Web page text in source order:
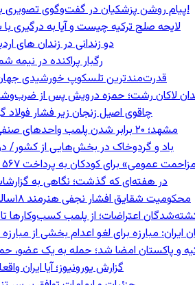
پیام روشن پزشکیان در گفت‌و‌گوی تصویری با مرد نامرئی: من هستم!
لایحه صلح ترکیه چیست و آیا به درگیری
دو زندانی در زندان های
رگبار پراکنده در نیمه
قدرت‌مندترین تلسکوپ خورشیدی
لاکان رشت؛ حمزه درویش پس از
چاقوی اصیل زنجان زیر فشار فولاد
مشهد؛ ۲۰ برابر شدن پلمب واحدهای صنفی نسبت به سال گذشته
باد و گردوخاک در بخش‌هایی از کشور/
برای کودکان به پرداخت ۵۶۷ میلیون دلار محکوم شد
در هفته‌ای که گذشت؛ نگاهی به
محکومیت شقایق افشار نجفی هنرمند ۱۸ساله قزوینی به ۹سال حبس
اعتراضات؛ از پلمب کسب‌وکارها
مبارزه برای لغو اعدام بخشی از
و پاکستان امضا شد؛ حمله به یک عضو،
گزارش یورونیوز؛ آیا ایران